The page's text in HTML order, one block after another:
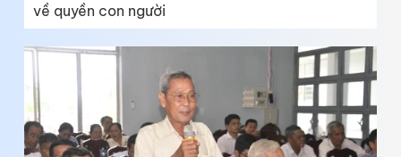
về quyền con người